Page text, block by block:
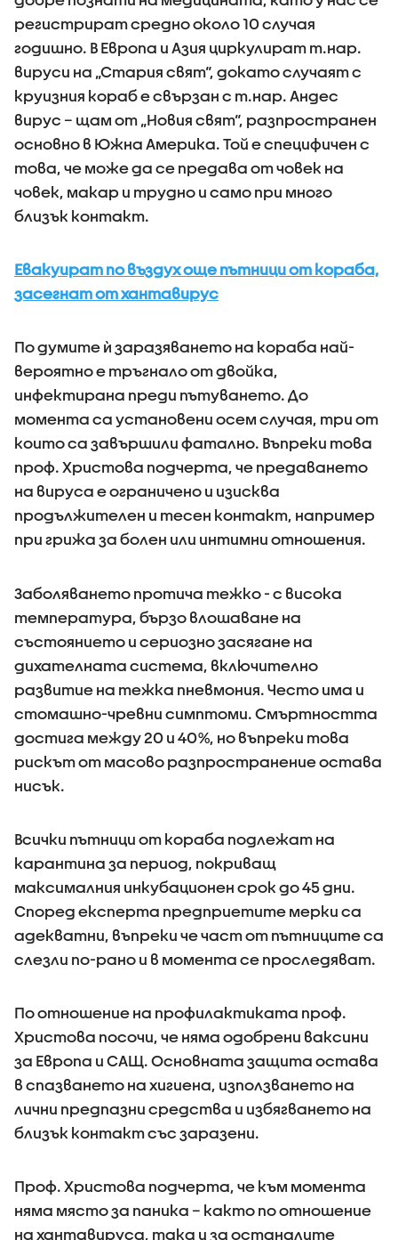
регистрират средно около 10 случая
годишно. В Европа и Азия циркулират т.нар.
вируси на „Стария свят“, докато случаят с
круизния кораб е свързан с т.нар. Андес
вирус – щам от „Новия свят“, разпространен
основно в Южна Америка. Той е специфичен с
това, че може да се предава от човек на
човек, макар и трудно и само при много
близък контакт.
Евакуират по въздух още пътници от кораба,
засегнат от хантавирус
По думите ѝ заразяването на кораба най-
вероятно е тръгнало от двойка,
инфектирана преди пътуването. До
момента са установени осем случая, три от
които са завършили фатално. Въпреки това
проф. Христова подчерта, че предаването
на вируса е ограничено и изисква
продължителен и тесен контакт, например
при грижа за болен или интимни отношения.
Заболяването протича тежко - с висока
температура, бързо влошаване на
състоянието и сериозно засягане на
дихателната система, включително
развитие на тежка пневмония. Често има и
стомашно-чревни симптоми. Смъртността
достига между 20 и 40%, но въпреки това
рискът от масово разпространение остава
нисък.
Всички пътници от кораба подлежат на
карантина за период, покриващ
максималния инкубационен срок до 45 дни.
Според експерта предприетите мерки са
адекватни, въпреки че част от пътниците са
слезли по-рано и в момента се проследяват.
По отношение на профилактиката проф.
Христова посочи, че няма одобрени ваксини
за Европа и САЩ. Основната защита остава
в спазването на хигиена, използването на
лични предпазни средства и избягването на
близък контакт със заразени.
Проф. Христова подчерта, че към момента
няма място за паника – както по отношение
на хантавируса, така и за останалите